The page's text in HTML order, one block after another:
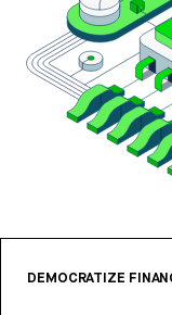
DEMOCRATIZE